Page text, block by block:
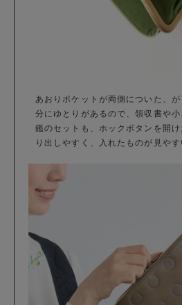
あおりポケットが両側についた、
分にゆとりがあるので、領収書や
鑑のセットも、ホックボタンを開
り出しやすく、入れたものが見やす